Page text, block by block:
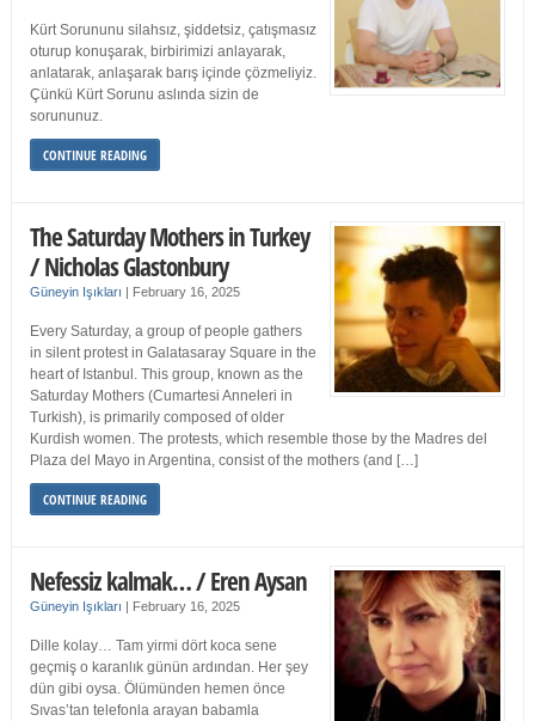
Kürt Sorununu silahsız, şiddetsiz, çatışmasız
oturup konuşarak, birbirimizi anlayarak,
anlatarak, anlaşarak barış içinde çözmeliyiz.
Çünkü Kürt Sorunu aslında sizin de
sorununuz.
CONTINUE READING
The Saturday Mothers in Turkey
/ Nicholas Glastonbury
Güneyin Işıkları | February 16, 2025
Every Saturday, a group of people gathers
in silent protest in Galatasaray Square in the
heart of Istanbul. This group, known as the
Saturday Mothers (Cumartesi Anneleri in
Turkish), is primarily composed of older
Kurdish women. The protests, which resemble those by the Madres del
Plaza del Mayo in Argentina, consist of the mothers (and […]
CONTINUE READING
Nefessiz kalmak… / Eren Aysan
Güneyin Işıkları | February 16, 2025
Dille kolay… Tam yirmi dört koca sene
geçmiş o karanlık günün ardından. Her şey
dün gibi oysa. Ölümünden hemen önce
Sıvas’tan telefonla arayan babamla